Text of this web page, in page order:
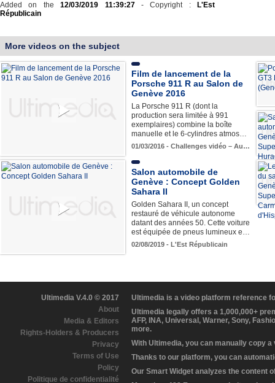
Added on the12/03/2019 11:39:27- Copyright :
L'Est
Républicain
More videos on the subject
Film de lancement de la
Porsche 911 R au Salon de
Genève 2016
La Porsche 911 R (dont la
production sera limitée à 991
exemplaires) combine la boîte
manuelle et le 6-cylindres atmos…
01/03/2016 - Challenges vidéo – Au…
Salon automobile de
Genève : Concept Golden
Sahara II
Golden Sahara II, un concept
restauré de véhicule autonome
datant des années 50. Cette voiture
est équipée de pneus lumineux e…
02/08/2019 - L'Est Républicain
Ultimedia V.4.0 © 2017
About
Media & Editors
Rights-Holders & Producers
Privacy
Terms of Use
Policy
Politique de confidentialité
Ultimedia is a video platform reference
Ultimedia legally offers a 1,000,000+
AFP, INA, Universal, Warner, Sony,
more.
With Ultimedia, you can manually copy
Thanks to our platform, you can
Our Smart Widget analyzes the content